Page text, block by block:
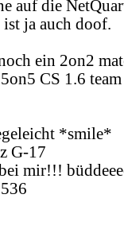
auf die
ja auch doof.
ein 2on2
CS 1.6
*smile*
G-17
mir!!!